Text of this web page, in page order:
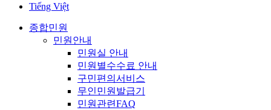
Tiếng Việt
종합민원
민원안내
민원실 안내
민원별수수료 안내
구민편의서비스
무인민원발급기
민원관련FAQ